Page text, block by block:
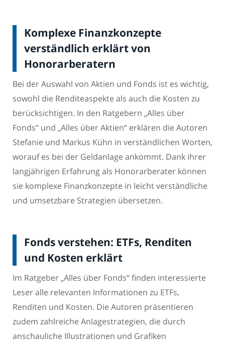
Komplexe Finanzkonzepte
verständlich erklärt von
Honorarberatern
Bei der Auswahl von Aktien und Fonds ist es wichtig,
sowohl die Renditeaspekte als auch die Kosten zu
berücksichtigen. In den Ratgebern „Alles über
Fonds“ und „Alles über Aktien“ erklären die Autoren
Stefanie und Markus Kühn in verständlichen Worten,
worauf es bei der Geldanlage ankommt. Dank ihrer
langjährigen Erfahrung als Honorarberater können
sie komplexe Finanzkonzepte in leicht verständliche
und umsetzbare Strategien übersetzen.
Fonds verstehen: ETFs, Renditen
und Kosten erklärt
Im Ratgeber „Alles über Fonds“ finden interessierte
Leser alle relevanten Informationen zu ETFs,
Renditen und Kosten. Die Autoren präsentieren
zudem zahlreiche Anlagestrategien, die durch
anschauliche Illustrationen und Grafiken